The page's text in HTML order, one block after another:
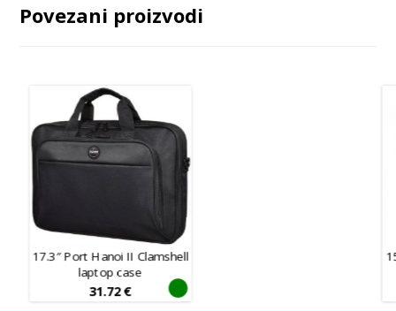
Povezani proizvodi
17.3″ Port Hanoi II Clamshell
laptop case
31.72€